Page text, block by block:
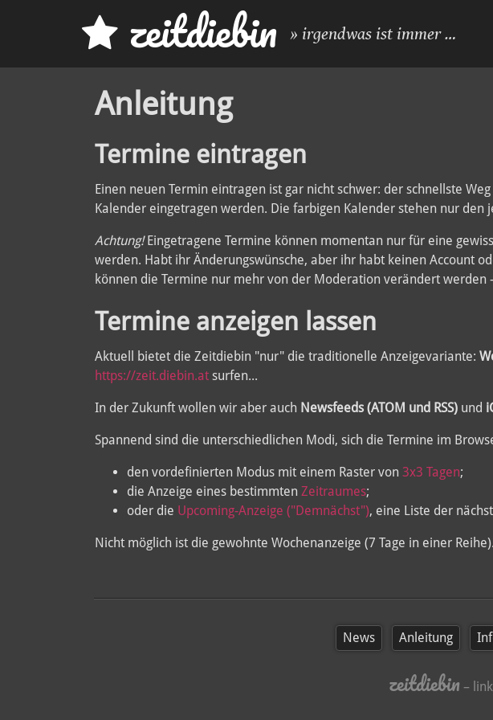
zeitdiebin » irgendwas ist immer …
Anleitung
Termine eintragen
Einen neuen Termin eintragen ist gar nicht schwer: der schnellste
Kalender eingetragen werden. Die farbigen Kalender stehen nur den
Achtung!Eingetragene Termine können momentan nur für eine
werden. Habt ihr Änderungswünsche, aber ihr habt keinen Account
können die Termine nur mehr von der Moderation verändert
Termine anzeigen lassen
Aktuell bietet die Zeitdiebin "nur" die traditionelle Anzeigevariante:
https://zeit.diebin.at surfen...
In der Zukunft wollen wir aber auch Newsfeeds (ATOM und RSS) und
Spannend sind die unterschiedlichen Modi, sich die Termine im
den vordefinierten Modus mit einem Raster von 3x3 Tagen;
die Anzeige eines bestimmten Zeitraumes;
oder die Upcoming-Anzeige ("Demnächst"), eine Liste der
Nicht möglich ist die gewohnte Wochenanzeige (7 Tage in einer
News Anleitung
zeitdiebin –